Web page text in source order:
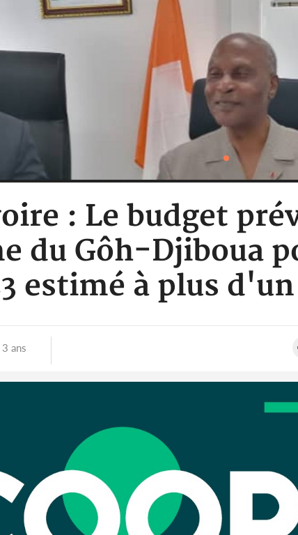
: Le budget
du Gôh-Djiboua
estimé à plus
ans